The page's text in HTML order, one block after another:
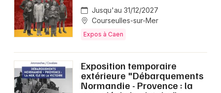
Jusqu'au 31/12/2027
Courseulles-sur-Mer
Expos à Caen
Exposition temporaire
extérieure "Débarquements
Normandie - Provence : la